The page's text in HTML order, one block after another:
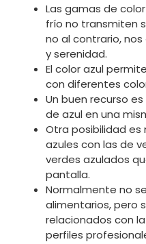
Las gamas de
frío no transmiten
no al contrario,
y serenidad.
El color azul
con diferentes
Un buen recurso
de azul en una
Otra posibilidad es
azules con las de
verdes azulados
pantalla.
Normalmente no
alimentarios, pero
relacionados con
perfiles